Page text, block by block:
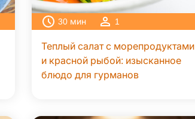
30 мин 1
Теплый салат с морепродуктами
и красной рыбой: изысканное
блюдо для гурманов